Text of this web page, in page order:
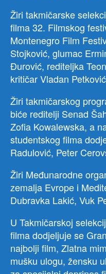
Žiri takmičarske
filma 32. Filmskog
Montenegro Film
Stojković, glumac
Đurović, rediteljka
kritičar Vladan
Žiri takmičarskog
biće reditelji Senad
Zofia Kowalewska, a
studentskog filma
Radulović, Peter
Žiri Međunarodne
zemalja Evrope i
Dubravka Lakić, Vuk
U Takmičarskoj
filma dodjeljuje se
najbolji film, Zlatna
mušku ulogu, žensku